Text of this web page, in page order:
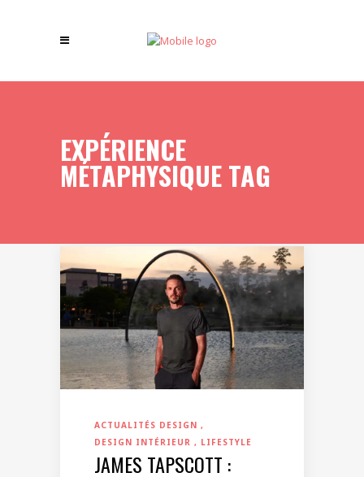
EXPÉRIENCE
MÉTAPHYSIQUE TAG
ACTUALITÉS DESIGN
DESIGN INTÉRIEUR
LIFESTYLE
JAMES TAPSCOTT :